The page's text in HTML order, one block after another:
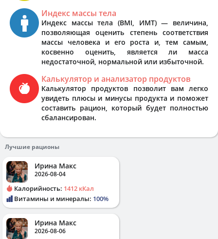
Индекс массы тела
Индекс массы тела (BMI, ИМТ) — величина,
позволяющая оценить степень соответствия
массы человека и его роста и, тем самым,
косвенно оценить, является ли масса
недостаточной, нормальной или избыточной.
Калькулятор и анализатор продуктов
Калькулятор продуктов позволит вам легко
увидеть плюсы и минусы продукта и поможет
составить рацион, который будет полностью
сбалансирован.
Лучшие рационы
Ирина Макс
2026-08-04
Калорийность: 1412 кКал
Витамины и минералы: 100%
Ирина Макс
2026-08-06